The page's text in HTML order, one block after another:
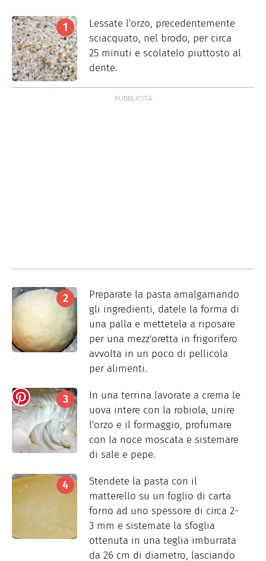
Lessate l'orzo, precedentemente
sciacquato, nel brodo, per circa
25 minuti e scolatelo piuttosto al
dente.
Preparate la pasta amalgamando
gli ingredienti, datele la forma di
una palla e mettetela a riposare
per una mezz'oretta in frigorifero
avvolta in un poco di pellicola
per alimenti.
In una terrina lavorate a crema le
uova intere con la robiola, unire
l'orzo e il formaggio, profumare
con la noce moscata e sistemare
di sale e pepe.
Stendete la pasta con il
matterello su un foglio di carta
forno ad uno spessore di circa 2-
3 mm e sistemate la sfoglia
ottenuta in una teglia imburrata
da 26 cm di diametro, lasciando